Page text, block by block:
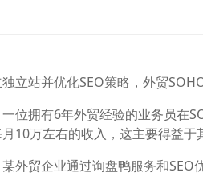
立站并优化SEO策略，外贸
位拥有6年外贸经验的业务员在
10万左右的收入，这主要得益于
外贸企业通过询盘鸭服务和SEO